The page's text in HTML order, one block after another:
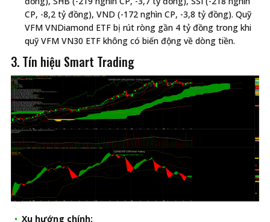
CP, -8,2 tỷ đồng), VND (-172 nghìn CP, -3,8 tỷ đồng). Quỹ
VFM VNDiamond ETF bị rút ròng gần 4 tỷ đồng trong khi
quỹ VFM VN30 ETF không có biến động về dòng tiền.
3. Tín hiệu Smart Trading
Xu hướng chính: